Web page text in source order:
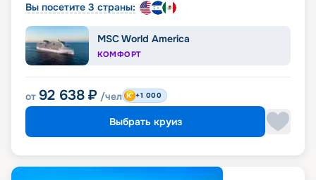
Вы посетите 3 страны:
MSC World America
КОМФОРТ
от 92 638 ₽ /чел +1 000
Выбрать круиз